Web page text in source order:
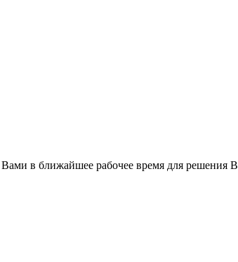
в ближайшее рабочее время для решения